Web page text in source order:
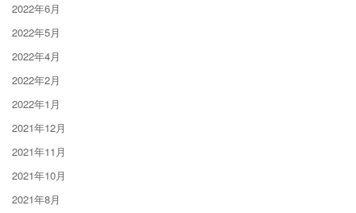
2022年6月
2022年5月
2022年4月
2022年2月
2022年1月
2021年12月
2021年11月
2021年10月
2021年8月